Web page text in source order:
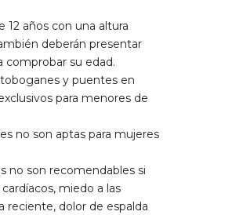
12 años con una altura
deberán presentar
comprobar su edad.
y puentes en
para menores de
no son aptas para mujeres
no son recomendables si
miedo a las
reciente, dolor de espalda